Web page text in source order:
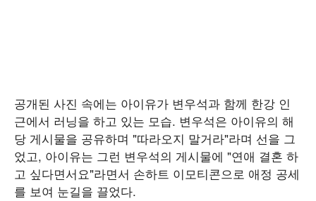
공개된 사진 속에는 아이유가 변우석과 함께 한강 인
근에서 러닝을 하고 있는 모습. 변우석은 아이유의 해
당 게시물을 공유하며 "따라오지 말거라"라며 선을 그
었고, 아이유는 그런 변우석의 게시물에 "연애 결혼 하
고 싶다면서요"라면서 손하트 이모티콘으로 애정 공세
를 보여 눈길을 끌었다.